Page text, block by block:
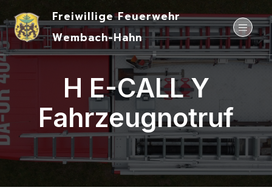
Freiwillige Feuerwehr
Wembach-Hahn
H E-CALL Y
Fahrzeugnotruf